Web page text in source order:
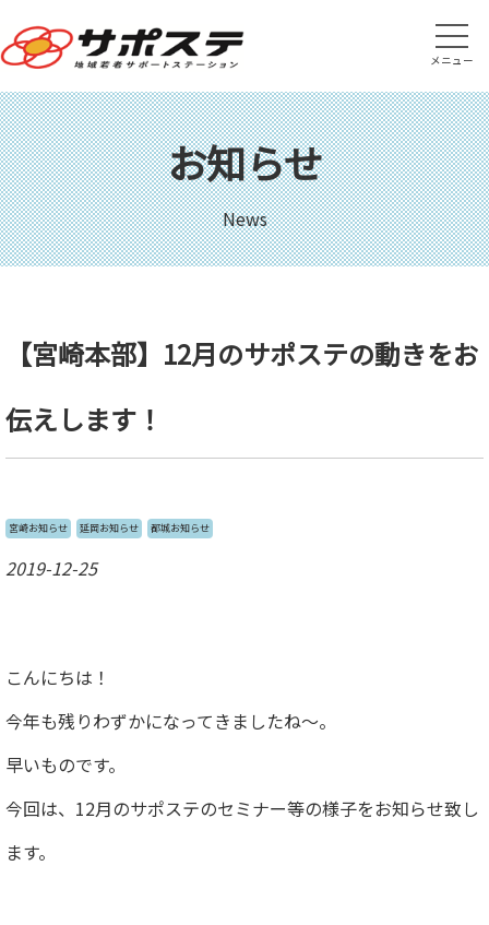
メニュー
お知らせ
News
【宮崎本部】12月のサポステの動きをお
伝えします！
宮崎お知らせ 延岡お知らせ 都城お知らせ
2019-12-25
こんにちは！
今年も残りわずかになってきましたね～。
早いものです。
今回は、12月のサポステのセミナー等の様子をお知らせ致し
ます。